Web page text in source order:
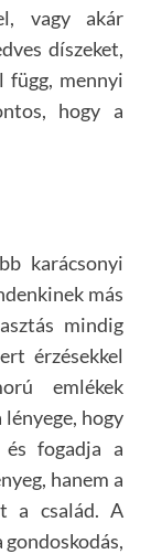
vagy akár
díszeket,
mennyi
hogy a
karácsonyi
más
mindig
érzésekkel
emlékek
hogy
fogadja a
hanem a
a család. A